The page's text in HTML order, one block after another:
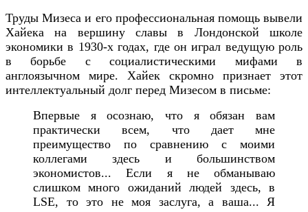
Труды Мизеса и его профессиональная помощь вывели
Хайека на вершину славы в Лондонской школе
экономики в 1930-х годах, где он играл ведущую роль
в борьбе с социалистическими мифами в
англоязычном мире. Хайек скромно признает этот
интеллектуальный долг перед Мизесом в письме:
Впервые я осознаю, что я обязан вам
практически всем, что дает мне
преимущество по сравнению с моими
коллегами здесь и большинством
экономистов... Если я не обманываю
слишком много ожиданий людей здесь, в
LSE, то это не моя заслуга, а ваша... Я